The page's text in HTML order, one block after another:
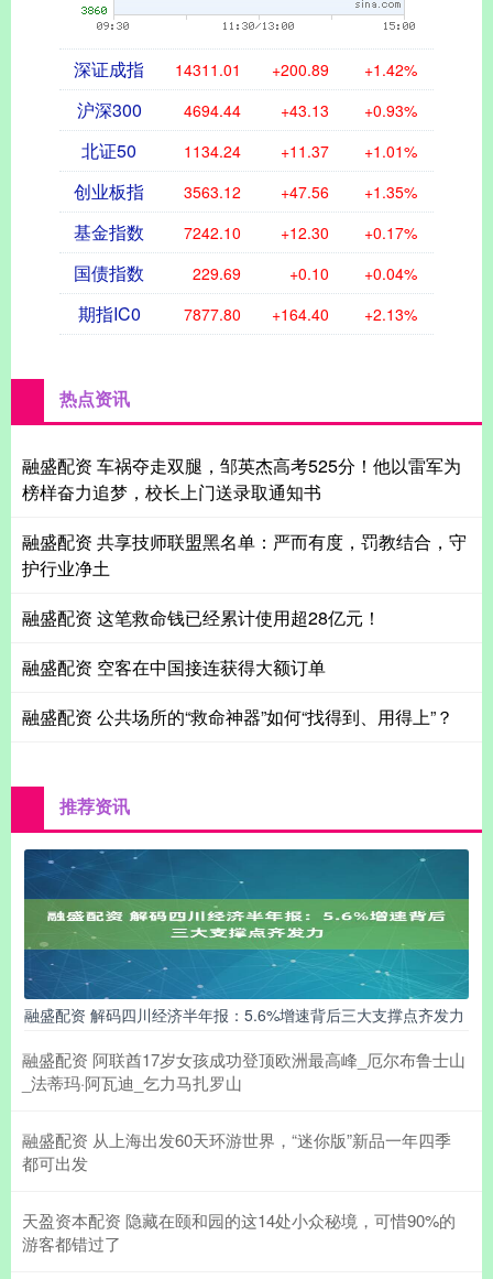
深证成指 14311.01 +200.89 +1.42%
沪深300 4694.44 +43.13 +0.93%
北证50 1134.24 +11.37 +1.01%
创业板指 3563.12 +47.56 +1.35%
基金指数 7242.10 +12.30 +0.17%
国债指数 229.69 +0.10 +0.04%
期指IC0 7877.80 +164.40 +2.13%
热点资讯
融盛配资 车祸夺走双腿，邹英杰高考525分！他以雷军为
榜样奋力追梦，校长上门送录取通知书
融盛配资 共享技师联盟黑名单：严而有度，罚教结合，守
护行业净土
融盛配资 这笔救命钱已经累计使用超28亿元！
融盛配资 空客在中国接连获得大额订单
融盛配资 公共场所的“救命神器”如何“找得到、用得上”？
推荐资讯
融盛配资 解码四川经济半年报：5.6%增速背后三大支撑点齐发力
融盛配资 阿联酋17岁女孩成功登顶欧洲最高峰_厄尔布鲁士山
_法蒂玛·阿瓦迪_乞力马扎罗山
融盛配资 从上海出发60天环游世界，“迷你版”新品一年四季
都可出发
天盈资本配资 隐藏在颐和园的这14处小众秘境，可惜90%的
游客都错过了